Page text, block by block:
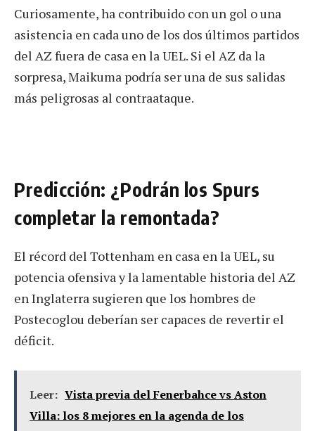
Curiosamente, ha contribuido con un gol o una
asistencia en cada uno de los dos últimos partidos
del AZ fuera de casa en la UEL. Si el AZ da la
sorpresa, Maikuma podría ser una de sus salidas
más peligrosas al contraataque.
Predicción: ¿Podrán los Spurs
completar la remontada?
El récord del Tottenham en casa en la UEL, su
potencia ofensiva y la lamentable historia del AZ
en Inglaterra sugieren que los hombres de
Postecoglou deberían ser capaces de revertir el
déficit.
Leer: Vista previa del Fenerbahce vs Aston
Villa: los 8 mejores en la agenda de los